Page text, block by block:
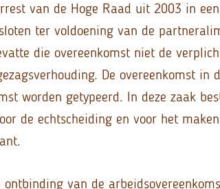
van de Hoge Raad uit 2003 in
ter voldoening van de
die overeenkomst niet de
De overeenkomst in
worden getypeerd. In deze zaak
de echtscheiding en voor het
van de